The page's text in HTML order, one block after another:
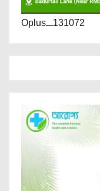
Oplus_131072